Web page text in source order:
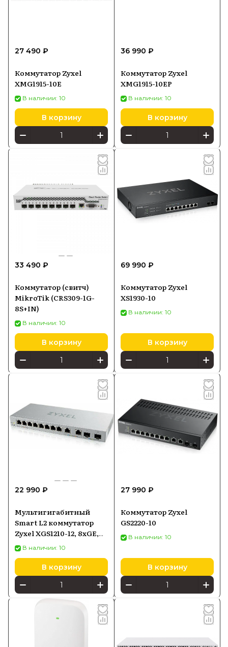
27 490 ₽
Коммутатор Zyxel
XMG1915-10E
В наличии: 10
В корзину
36 990 ₽
Коммутатор Zyxel
XMG1915-10EP
В наличии: 10
В корзину
33 490 ₽
Коммутатор (свитч)
MikroTik (CRS309-1G-
8S+IN)
В наличии: 10
В корзину
69 990 ₽
Коммутатор Zyxel
XS1930-10
В наличии: 10
В корзину
22 990 ₽
Мультигигабитный
Smart L2 коммутатор
Zyxel XGS1210-12, 8xGE,
2x1/2,5GE, 2xSFP+,
настольный,
бесшумный
В наличии: 10
В корзину
27 990 ₽
Коммутатор Zyxel
GS2220-10
В наличии: 10
В корзину